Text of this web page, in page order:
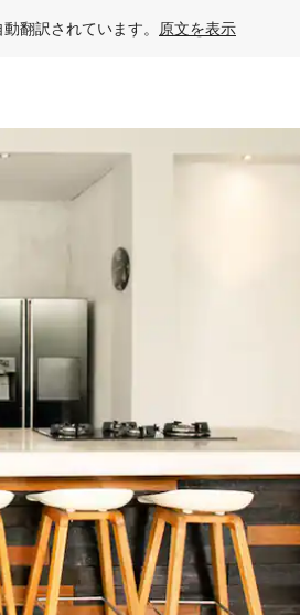
翻訳されています。 原文を表示
はスワイプして検索結果を確認するこ